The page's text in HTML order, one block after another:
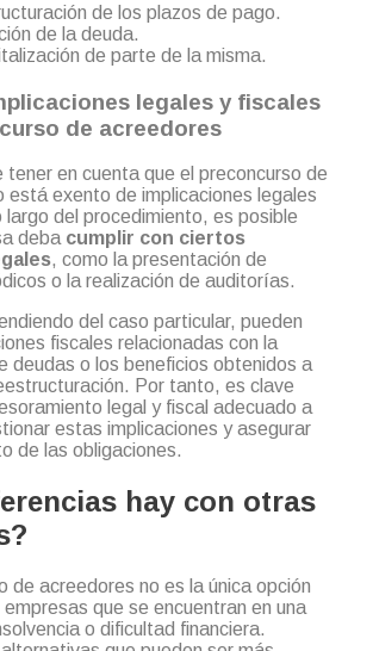
de los plazos de pago.
de la deuda.
de parte de la misma.
legales y fiscales
de acreedores
tener en cuenta que el preconcurso de
está exento de implicaciones legales
largo del procedimiento, es posible
deba cumplir con ciertos
, como la presentación de
o la realización de auditorías.
del caso particular, pueden
fiscales relacionadas con la
deudas o los beneficios obtenidos a
Por tanto, es clave
legal y fiscal adecuado a
estas implicaciones y asegurar
de las obligaciones.
hay con otras
de acreedores no es la única opción
que se encuentran en una
o dificultad financiera.